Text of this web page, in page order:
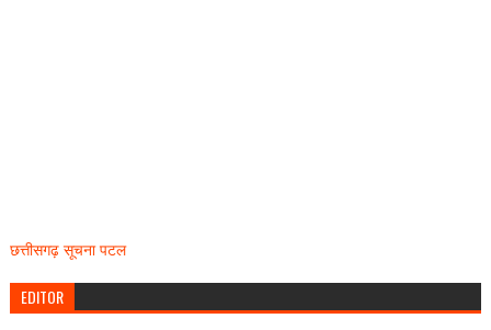
छत्तीसगढ़ सूचना पटल
EDITOR